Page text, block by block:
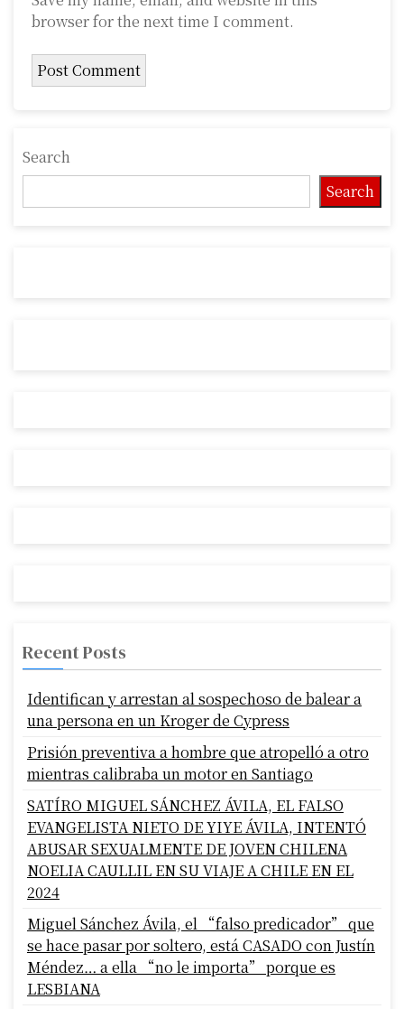
browser for the next time I comment.
Search
Search
Recent Posts
Identifican y arrestan al sospechoso de balear a
una persona en un Kroger de Cypress
Prisión preventiva a hombre que atropelló a otro
mientras calibraba un motor en Santiago
SATÍRO MIGUEL SÁNCHEZ ÁVILA, EL FALSO
EVANGELISTA NIETO DE YIYE ÁVILA, INTENTÓ
ABUSAR SEXUALMENTE DE JOVEN CHILENA
NOELIA CAULLIL EN SU VIAJE A CHILE EN EL
2024
Miguel Sánchez Ávila, el “falso predicador” que
se hace pasar por soltero, está CASADO con Justín
Méndez… a ella “no le importa” porque es
LESBIANA